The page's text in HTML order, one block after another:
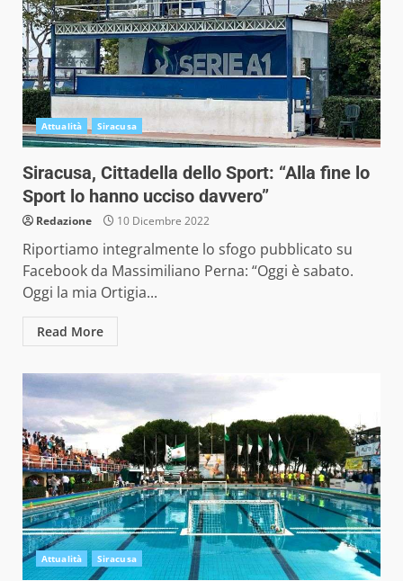
Attualità Siracusa
Siracusa, Cittadella dello Sport: “Alla fine lo
Sport lo hanno ucciso davvero”
Redazione 10 Dicembre 2022
Riportiamo integralmente lo sfogo pubblicato su
Facebook da Massimiliano Perna: “Oggi è sabato.
Oggi la mia Ortigia...
Read More
Attualità Siracusa